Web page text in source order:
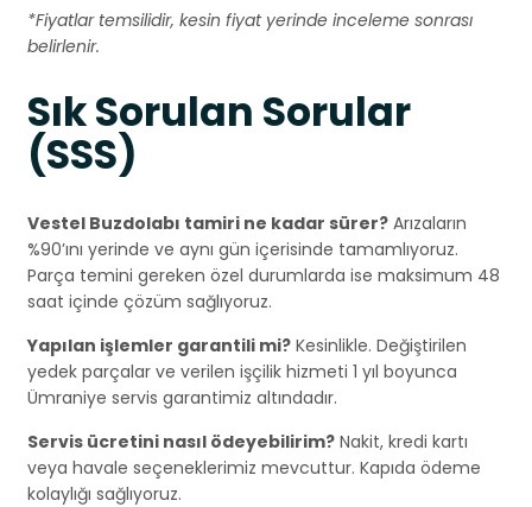
*Fiyatlar temsilidir, kesin fiyat yerinde inceleme sonrası
belirlenir.
Sık Sorulan Sorular
(SSS)
Vestel Buzdolabı tamiri ne kadar sürer? Arızaların
%90’ını yerinde ve aynı gün içerisinde tamamlıyoruz.
Parça temini gereken özel durumlarda ise maksimum 48
saat içinde çözüm sağlıyoruz.
Yapılan işlemler garantili mi? Kesinlikle. Değiştirilen
yedek parçalar ve verilen işçilik hizmeti 1 yıl boyunca
Ümraniye servis garantimiz altındadır.
Servis ücretini nasıl ödeyebilirim? Nakit, kredi kartı
veya havale seçeneklerimiz mevcuttur. Kapıda ödeme
kolaylığı sağlıyoruz.